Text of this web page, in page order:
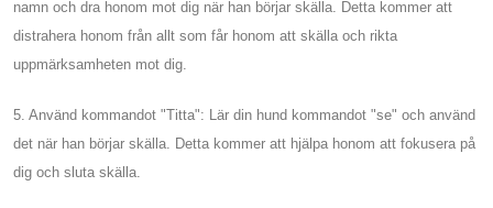
namn och dra honom mot dig när han börjar skälla. Detta kommer att
distrahera honom från allt som får honom att skälla och rikta
uppmärksamheten mot dig.
5. Använd kommandot "Titta": Lär din hund kommandot "se" och använd
det när han börjar skälla. Detta kommer att hjälpa honom att fokusera på
dig och sluta skälla.